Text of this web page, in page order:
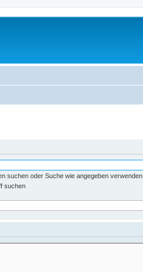
suchen oder Suche wie angegeben verwenden
suchen